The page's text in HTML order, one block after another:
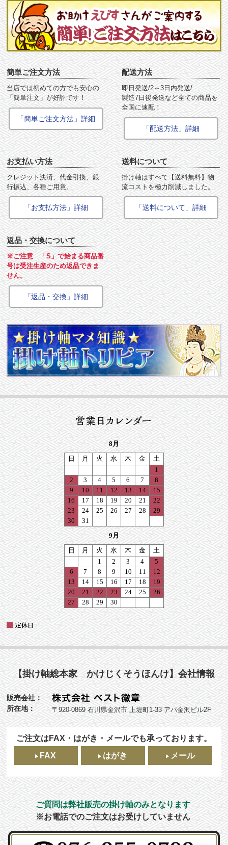
簡単ご注文方法
当店では初めての方でも安心の
「簡単注文」が好評です！
「簡単ご注文方法」詳細
配送方法
即日発送/2～3日内発送/
製造7日後発送など全ての商品を
全国に速配！
「配送方法」詳細
お支払い方法
クレジット決済、代金引換、銀
行振込、各種ご用意。
「お支払方法」詳細
送料について
掛け軸はすべて【送料無料】物
流コストを極力削減しました。
「送料について」詳細
返品・交換について
※ご注意 「S」で始まる商品番
号は受注生産のため返品できま
せん。
「返品・交換」詳細
【掛け軸総本家 かけじくそうほんけ】会社情報
販売会社：
所在地：
〒920-0869 石川県金沢市 上堤町1-33 アパ金沢ビル2F
ご注文はFAX・はがき・メールでも承っております。
FAX
はがき メール
ご質問は弊社販売の掛け軸のみとなります
※お電話でのご注文はお受けしていません